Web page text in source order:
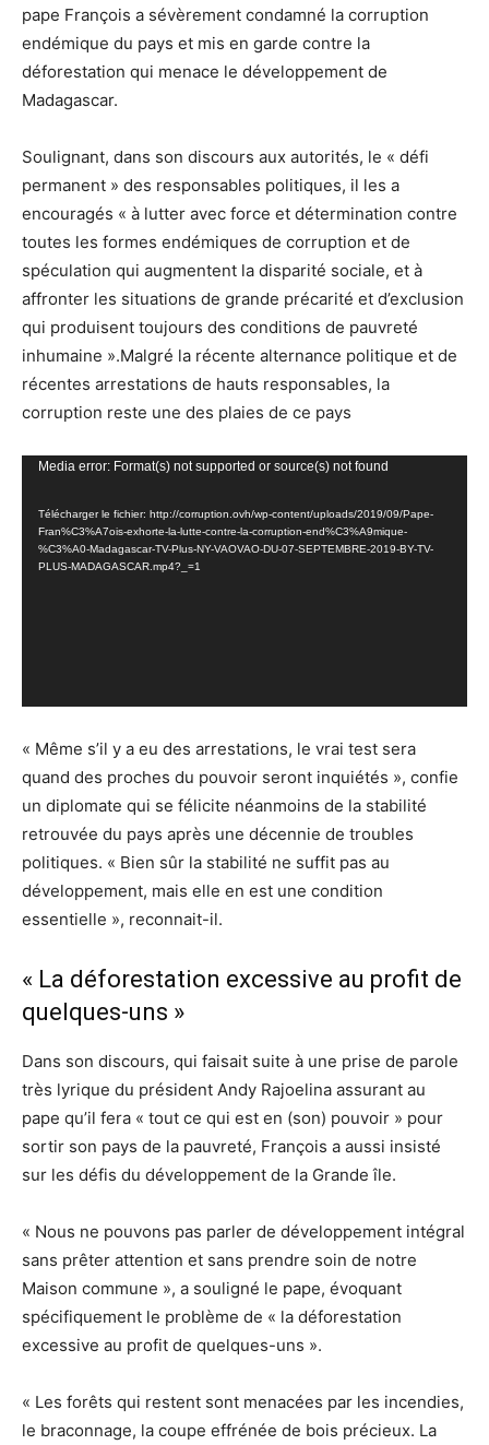
pape François a sévèrement condamné la corruption
endémique du pays et mis en garde contre la
déforestation qui menace le développement de
Madagascar.
Soulignant, dans son discours aux autorités, le « défi
permanent » des responsables politiques, il les a
encouragés « à lutter avec force et détermination contre
toutes les formes endémiques de corruption et de
spéculation qui augmentent la disparité sociale, et à
affronter les situations de grande précarité et d’exclusion
qui produisent toujours des conditions de pauvreté
inhumaine ».Malgré la récente alternance politique et de
récentes arrestations de hauts responsables, la
corruption reste une des plaies de ce pays
Lecteur
Media error: Format(s) not supported or source(s) not found
Télécharger le fichier: http://corruption.ovh/wp-content/uploads/2019/09/Pape-
Fran%C3%A7ois-exhorte-la-lutte-contre-la-corruption-end%C3%A9mique-
%C3%A0-Madagascar-TV-Plus-NY-VAOVAO-DU-07-SEPTEMBRE-2019-BY-TV-
PLUS-MADAGASCAR.mp4?_=1
« Même s’il y a eu des arrestations, le vrai test sera
quand des proches du pouvoir seront inquiétés », confie
un diplomate qui se félicite néanmoins de la stabilité
retrouvée du pays après une décennie de troubles
politiques. « Bien sûr la stabilité ne suffit pas au
développement, mais elle en est une condition
essentielle », reconnait-il.
« La déforestation excessive au profit de
quelques-uns »
Dans son discours, qui faisait suite à une prise de parole
très lyrique du président Andy Rajoelina assurant au
pape qu’il fera « tout ce qui est en (son) pouvoir » pour
sortir son pays de la pauvreté, François a aussi insisté
sur les défis du développement de la Grande île.
« Nous ne pouvons pas parler de développement intégral
sans prêter attention et sans prendre soin de notre
Maison commune », a souligné le pape, évoquant
spécifiquement le problème de « la déforestation
excessive au profit de quelques-uns ».
« Les forêts qui restent sont menacées par les incendies,
le braconnage, la coupe effrénée de bois précieux. La